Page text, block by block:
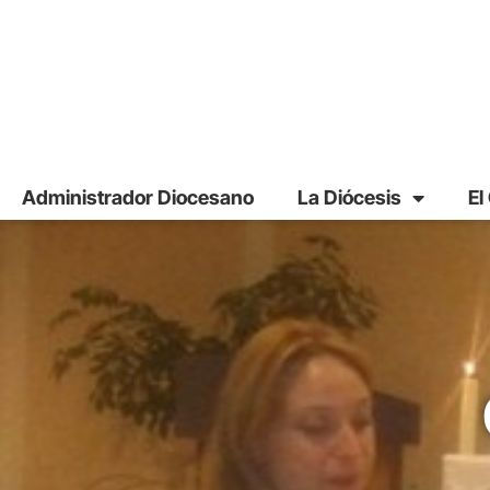
Administrador Diocesano La Diócesis El